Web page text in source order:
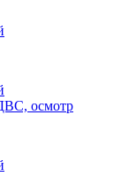
осмотр